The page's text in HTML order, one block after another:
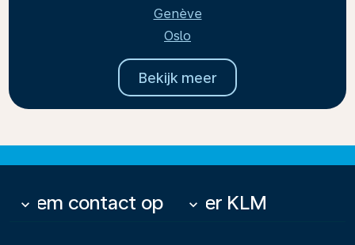
Genève
Oslo
Bekijk meer
Neem contact op
keyboard_arrow_down Over KLM
keyboard_arrow_down